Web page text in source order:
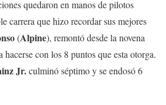
quedaron en manos de pilotos
carrera que hizo recordar sus mejores
(Alpine), remontó desde la novena
hacerse con los 8 puntos que esta otorga.
Jr.culminó séptimo y se endosó 6